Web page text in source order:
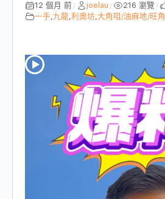
12 個月 前 / joelau / 216 瀏覽 /
一手,九龍,利奧坊,大角咀/油麻地/旺角